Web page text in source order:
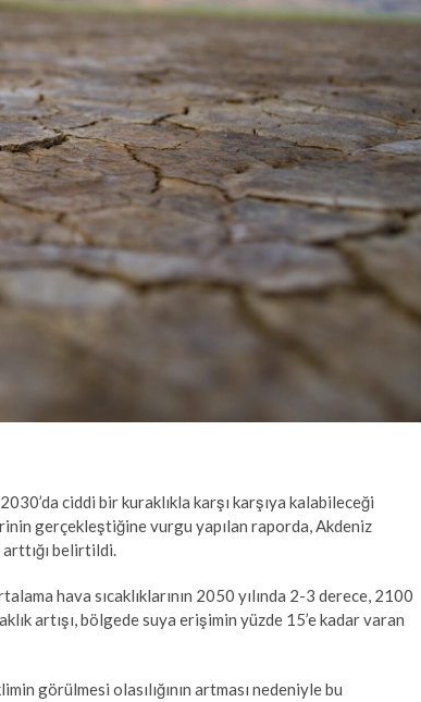
ciddi bir kuraklıkla karşı karşıya kalabileceği
gerçekleştiğine vurgu yapılan raporda, Akdeniz
arttığı belirtildi.
hava sıcaklıklarının 2050 yılında 2-3 derece, 2100
artışı, bölgede suya erişimin yüzde 15’e kadar varan
görülmesi olasılığının artması nedeniyle bu